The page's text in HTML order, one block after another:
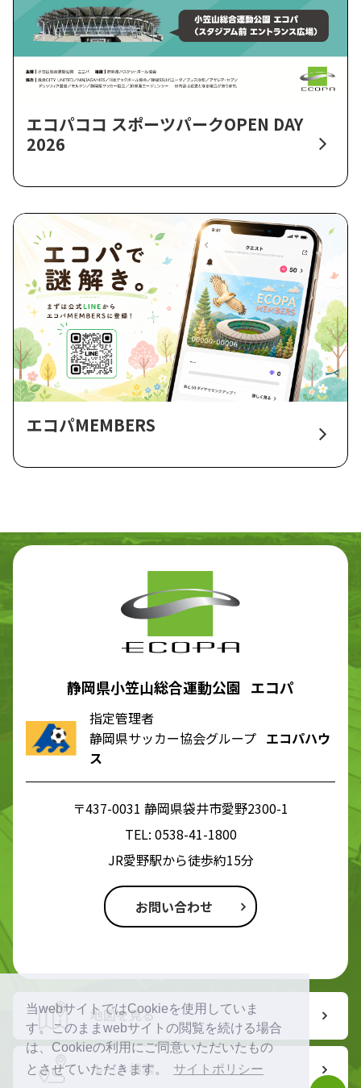
当webサイトではCookieを使用していま
す。このままwebサイトの閲覧を続ける場合
は、Cookieの利用にご同意いただいたもの
とさせていただきます。
サイトポリシー
エコパココ スポーツパークOPEN DAY
2026
エコパMEMBERS
静岡県小笠山総合運動公園 エコパ
指定管理者
静岡県サッカー協会グループ エコパハウ
ス
〒437-0031 静岡県袋井市愛野2300-1
TEL: 0538-41-1800
JR愛野駅から徒歩約15分
お問い合わせ
地図を見る
ルート検索